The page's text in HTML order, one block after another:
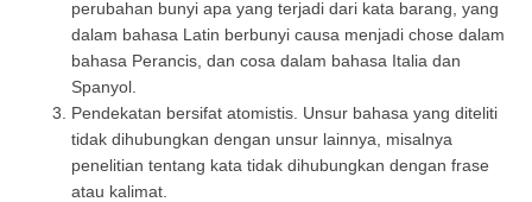
perubahan bunyi apa yang terjadi dari kata barang, yang
dalam bahasa Latin berbunyi causa menjadi chose dalam
bahasa Perancis, dan cosa dalam bahasa Italia dan
Spanyol.
Pendekatan bersifat atomistis. Unsur bahasa yang diteliti
tidak dihubungkan dengan unsur lainnya, misalnya
penelitian tentang kata tidak dihubungkan dengan frase
atau kalimat.